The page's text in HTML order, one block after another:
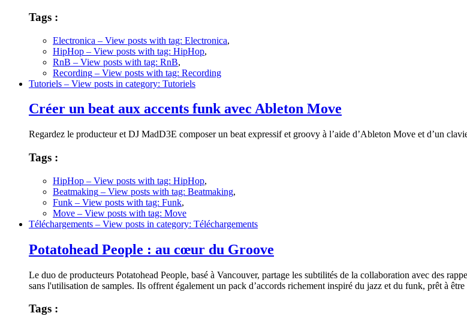
Tags :
Electronica – View posts with tag: Electronica,
HipHop – View posts with tag: HipHop,
RnB – View posts with tag: RnB,
Recording – View posts with tag: Recording
Tutoriels – View posts in category: Tutoriels
Créer un beat aux accents funk avec Ableton Move
Regardez le producteur et DJ MadD3E composer un beat expressif et groovy à l’aide d’Ableton Move et d’un
Tags :
HipHop – View posts with tag: HipHop,
Beatmaking – View posts with tag: Beatmaking,
Funk – View posts with tag: Funk,
Move – View posts with tag: Move
Téléchargements – View posts in category: Téléchargements
Potatohead People : au cœur du Groove
Le duo de producteurs Potatohead People, basé à Vancouver, partage les subtilités de la collaboration avec des
sans l'utilisation de samples. Ils offrent également un pack d’accords richement inspiré du jazz et du funk, prêt à
Tags :